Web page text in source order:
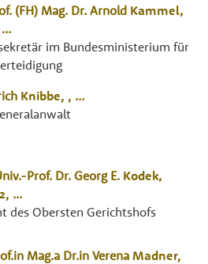
(FH) Mag. Dr.Arnold Kammel,
...
im Bundesministerium für
Knibbe, , ...
Prof. Dr. Georg E. Kodek,
...
des Obersten Gerichtshofs
Mag.a Dr.in Verena Madner,